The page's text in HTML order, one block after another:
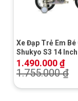
Xe Đạp Trẻ Em Bé
Shukyo S3 14 Inch
1.490.000₫
1.755.000₫